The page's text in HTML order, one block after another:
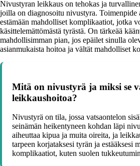
Nivustyran leikkaus on tehokas ja
joilla on diagnosoitu nivustyra. Toimenpide
estämään mahdolliset komplikaatiot, jotka
käsittelemättömästä tyrästä. On tärkeää
mahdollisimman pian, jos epäilet sinulla
asianmukaista hoitoa ja vältät mahdolliset
Mitä on nivustyrä ja miksi se
leikkaushoitoa?
Nivustyrä on tila, jossa vatsaontelon
seinämän heikentyneen kohdan läpi
aiheuttaa kipua ja muita oireita, ja
tarpeen korjataksesi tyrän ja estääksesi
komplikaatiot, kuten suolen